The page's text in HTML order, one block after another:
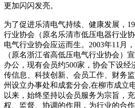
更加闪闪发亮。
为了促进乐清电气持续、健康发展，
行业协会（原名乐清市低压电器行业
电气行业协会应运而生。2003年11月
（原名浙江省高低压电气行业协会）
办公，现有会员约500家，协会下设经
传信息、科技创新、会员工作、财务
州设立办事处和成套分会,在柳市成立
以来，始终坚持以会员服务为宗旨，
权、监督、协调的作用，为行业的合